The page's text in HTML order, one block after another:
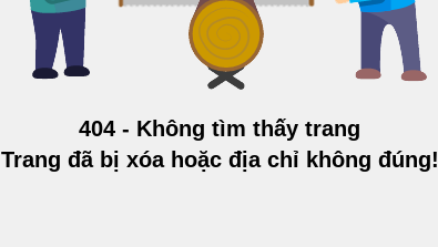
404 - Không tìm thấy trang
Trang đã bị xóa hoặc địa chỉ không đúng!